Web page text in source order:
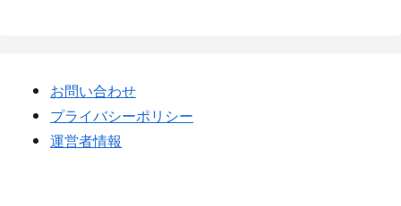
お問い合わせ
プライバシーポリシー
運営者情報